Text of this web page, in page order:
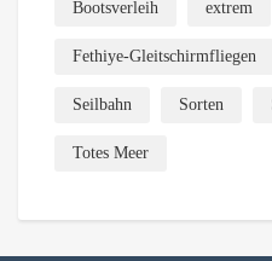
Bootsverleih extrem
Fethiye-Gleitschirmfliegen
Seilbahn Sorten
Totes Meer